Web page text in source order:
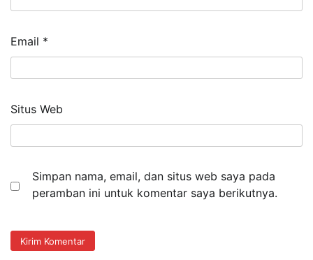
Email *
Situs Web
Simpan nama, email, dan situs web saya pada
peramban ini untuk komentar saya berikutnya.